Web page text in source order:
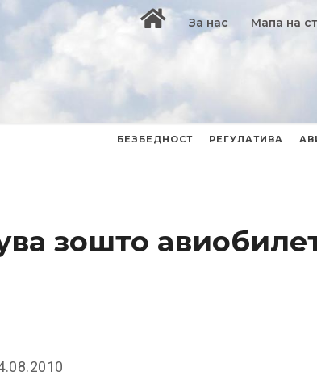
За нас Мапа на
БЕЗБЕДНОСТ РЕГУЛАТИВА
зошто